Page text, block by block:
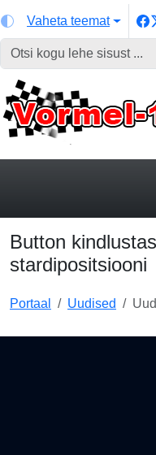
Vaheta teemat
Button
stardipositsiooni
Portaal Uudised